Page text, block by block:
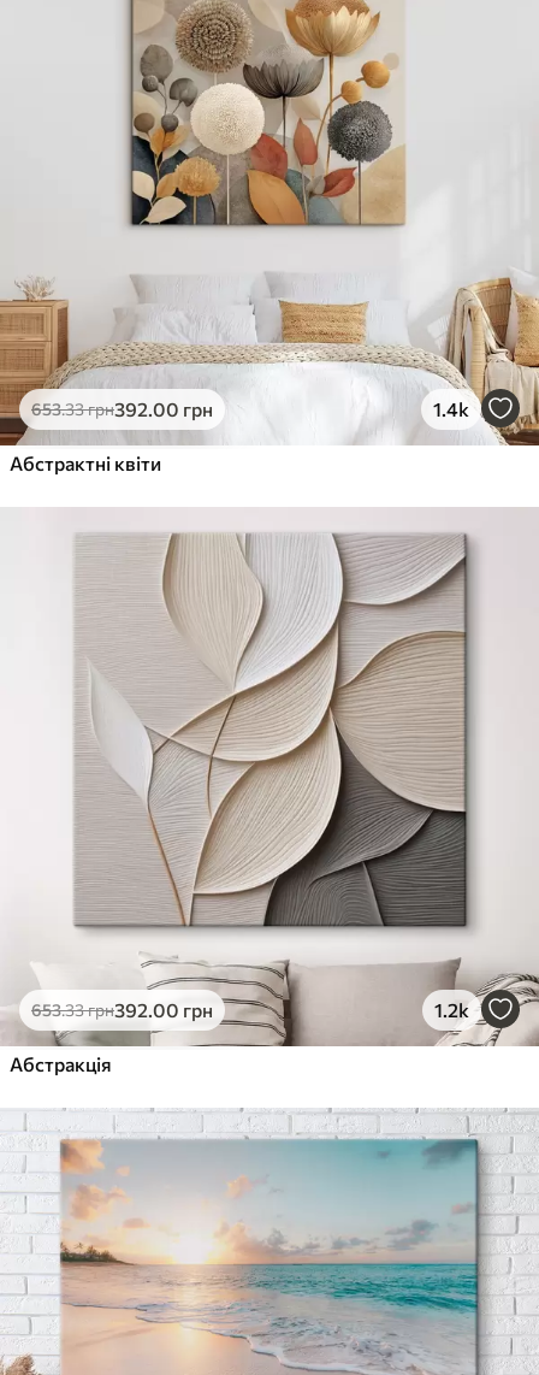
653.33грн392.00 грн 1.4k
Абстрактні квіти
653.33грн392.00 грн 1.2k
Абстракція